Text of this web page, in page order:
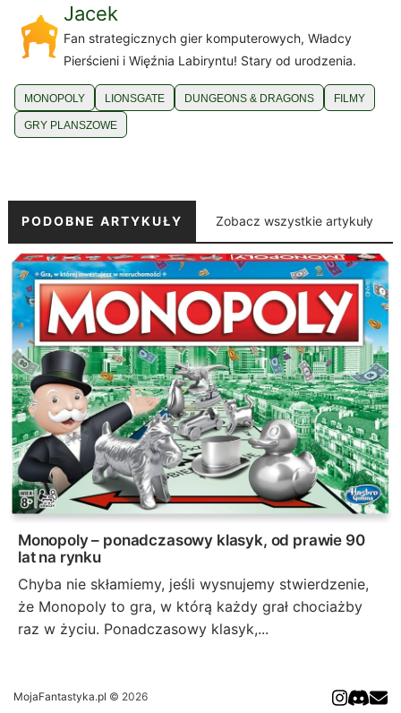
Jacek
Fan strategicznych gier komputerowych, Władcy
Pierścieni i Więźnia Labiryntu! Stary od urodzenia.
MONOPOLY LIONSGATE DUNGEONS & DRAGONS FILMY
GRY PLANSZOWE
PODOBNE ARTYKUŁY Zobacz wszystkie artykuły
Monopoly – ponadczasowy klasyk, od prawie 90
lat na rynku
Chyba nie skłamiemy, jeśli wysnujemy stwierdzenie,
że Monopoly to gra, w którą każdy grał chociażby
raz w życiu. Ponadczasowy klasyk,...
MojaFantastyka.pl © 2026